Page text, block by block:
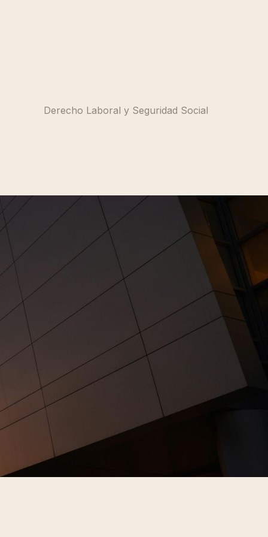
Derecho Laboral y Seguridad Social